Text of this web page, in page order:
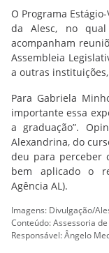
O Programa
da Alesc, no
acompanham
Assembleia
a outras
Para Gabriela
importante essa
a graduação”.
Alexandrina, do
deu para perceber
bem aplicado o
Agência AL).
Imagens: Divulgação/
Conteúdo: Assessoria
Responsável: Ângelo